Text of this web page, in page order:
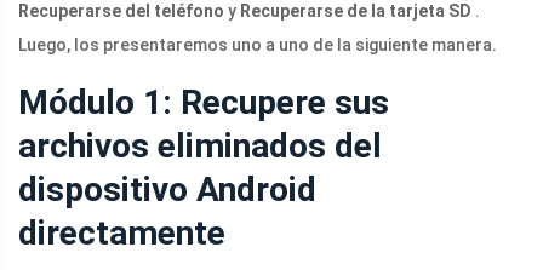
Recuperarse del teléfono y Recuperarse de la tarjeta SD .
Luego, los presentaremos uno a uno de la siguiente manera.
Módulo 1: Recupere sus
archivos eliminados del
dispositivo Android
directamente